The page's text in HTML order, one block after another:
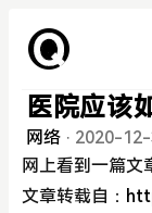
医院应该
网络 · 2020-
网上看到一篇文
文章转载自：